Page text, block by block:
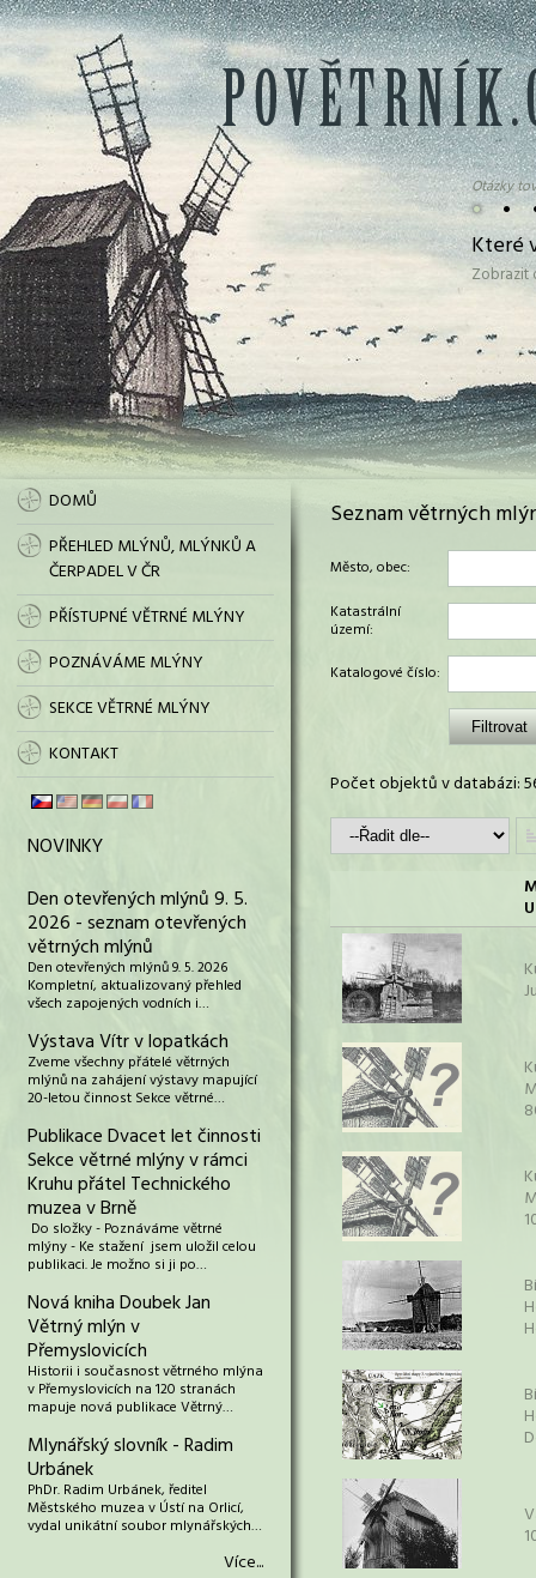
• •
Otázky
Které
DOMŮ
PŘEHLED MLÝNŮ, MLÝNKŮ A
ČERPADEL V ČR
PŘÍSTUPNÉ VĚTRNÉ MLÝNY
POZNÁVÁME MLÝNY
SEKCE VĚTRNÉ MLÝNY
KONTAKT
NOVINKY
Den otevřených mlýnů 9. 5.
2026 - seznam otevřených
větrných mlýnů
Den otevřených mlýnů 9. 5. 2026
Kompletní, aktualizovaný přehled
všech zapojených vodních i…
Výstava Vítr v lopatkách
Zveme všechny přátelé větrných
mlýnů na zahájení výstavy mapující
20-letou činnost Sekce větrné…
Publikace Dvacet let činnosti
Sekce větrné mlýny v rámci
Kruhu přátel Technického
muzea v Brně
Do složky - Poznáváme větrné
mlýny - Ke stažení jsem uložil celou
publikaci. Je možno si ji po…
Nová kniha Doubek Jan
Větrný mlýn v
Přemyslovicích
Historii i současnost větrného mlýna
v Přemyslovicích na 120 stranách
mapuje nová publikace Větrný…
Mlynářský slovník - Radim
Urbánek
PhDr. Radim Urbánek, ředitel
Městského muzea v Ústí na Orlicí,
vydal unikátní soubor mlynářských…
Více...
Seznam větrných
Město, obec:
Katastrální
území:
Katalogové číslo:
Počet objektů v databázi: